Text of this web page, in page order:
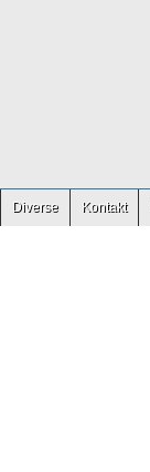
Diverse Kontakt